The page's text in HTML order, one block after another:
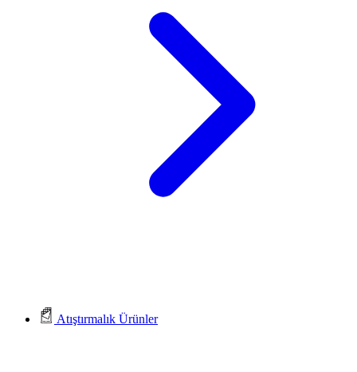
Atıştırmalık Ürünler